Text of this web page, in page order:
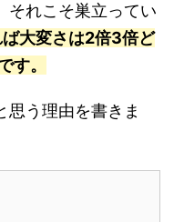
それこそ巣立ってい
大変さは2倍3倍ど
す。
思う理由を書きま